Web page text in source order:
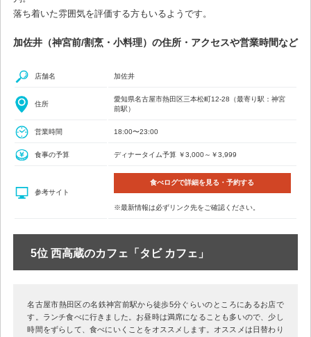
落ち着いた雰囲気を評価する方もいるようです。
加佐井（神宮前/割烹・小料理）の住所・アクセスや営業時間など
店舗名 加佐井
住所
愛知県名古屋市熱田区三本松町12-28（最寄り駅：神宮
前駅）
営業時間 18:00〜23:00
食事の予算 ディナータイム予算 ￥3,000～￥3,999
参考サイト
食べログで詳細を見る・予約する
※最新情報は必ずリンク先をご確認ください。
5位 西高蔵のカフェ「タビ カフェ」
名古屋市熱田区の名鉄神宮前駅から徒歩5分ぐらいのところにあるお店で
す。ランチ食べに行きました。お昼時は満席になることも多いので、少し
時間をずらして、食べにいくことをオススメします。オススメは日替わり